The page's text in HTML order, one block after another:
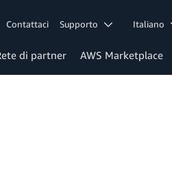
Contattaci Supporto Italiano
di partner AWS Marketplace